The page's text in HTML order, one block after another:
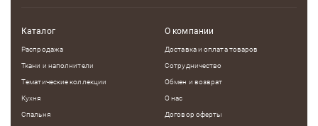
Каталог
Распродажа
Ткани и наполнители
Тематические коллекции
Кухня
Спальня
О компании
Доставка и оплата товаров
Сотрудничество
Обмен и возврат
О нас
Договор оферты